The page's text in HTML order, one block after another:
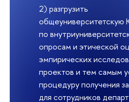
2) разгрузить
общеуниверситетскую
по
опросам и этической
эмпирических
проектов и тем самым
процедуру получения
для сотрудников